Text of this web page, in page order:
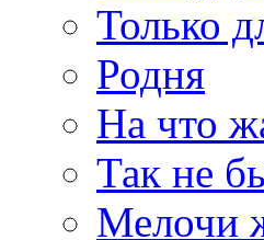
Только
Родня
На что
Так не
Мелочи